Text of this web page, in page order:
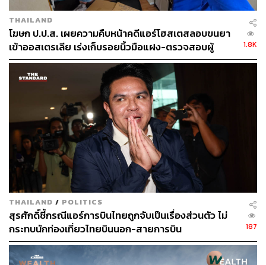
THAILAND
โฆษก ป.ป.ส. เผยความคืบหน้าคดีแอร์โฮสเตสลอบขนยา
เข้าออสเตรเลีย เร่งเก็บรอยนิ้วมือแฝง-ตรวจสอบผู้
เกี่ยวข้อง จ่อขยายผลถึงบ้านแม่ที่พะเยา
1.8K
THAILAND / POLITICS
สุรศักดิ์ชี้กรณีแอร์การบินไทยถูกจับเป็นเรื่องส่วนตัว ไม่
กระทบนักท่องเที่ยวไทยบินนอก-สายการบิน
187